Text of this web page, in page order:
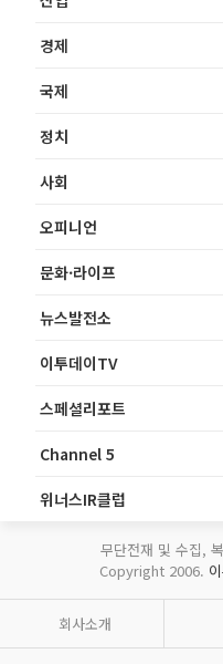
경제
국제
정치
사회
오피니언
문화·라이프
뉴스발전소
이투데이TV
스페셜리포트
Channel 5
위너스IR클럽
무단전재 및 수집,
Copyright 2006.
회사소개